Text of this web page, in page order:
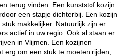
terug vinden. Een kunststof kozijn
een stapje dichterbij. Een kozijn
makkelijker. Natuurlijk zijn er
actief in uw regio. Ook al staan er
in Vlijmen. Een kozijnen
erg om een stuk te moeten rijden,